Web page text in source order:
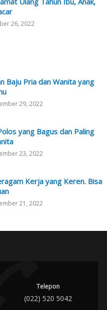
26, 2022
Baju Pria dan Wanita yang
29, 2022
yang Bagus dan Paling
23, 2022
Kerja yang Keren. Bisa
21, 2022
Telepon
(022) 520 5042